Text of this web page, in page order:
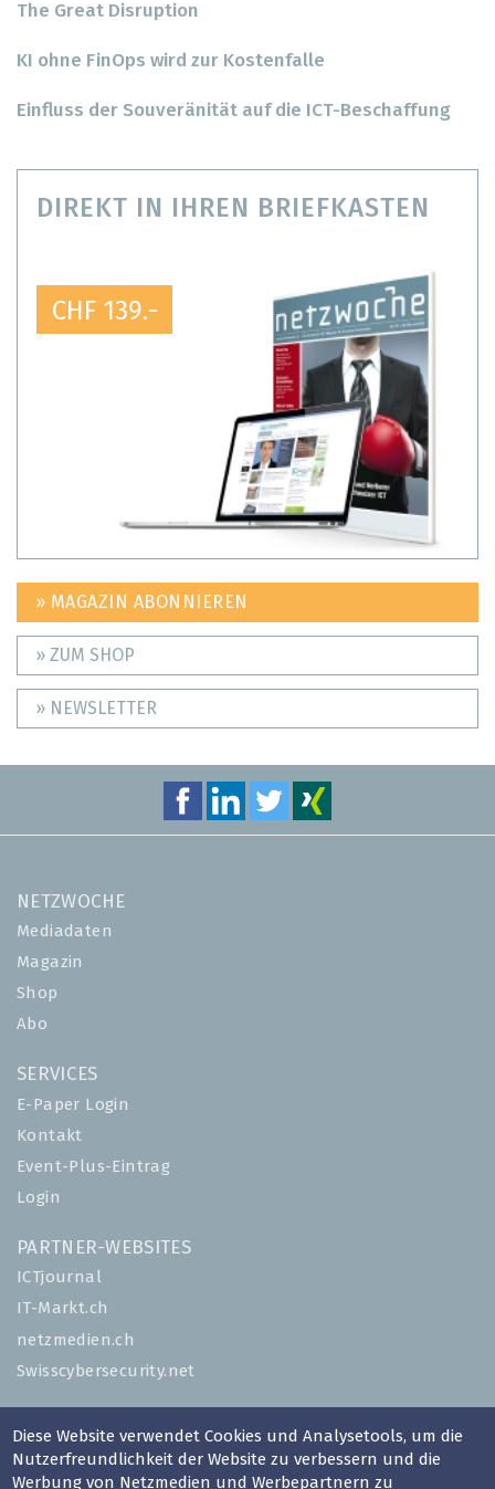
The Great Disruption
KI ohne FinOps wird zur Kostenfalle
Einfluss der Souveränität auf die ICT-Beschaffung
DIREKT IN IHREN BRIEFKASTEN
CHF 139.-
» MAGAZIN ABONNIEREN
» ZUM SHOP
» NEWSLETTER
NETZWOCHE
Mediadaten
Magazin
Shop
Abo
SERVICES
E-Paper Login
Kontakt
Event-Plus-Eintrag
Login
PARTNER-WEBSITES
ICTjournal
IT-Markt.ch
netzmedien.ch
Swisscybersecurity.net
Impressum
AGB
Diese Website verwendet Cookies und Analysetools, um die
Nutzerfreundlichkeit der Website zu verbessern und die
Werbung von Netzmedien und Werbepartnern zu